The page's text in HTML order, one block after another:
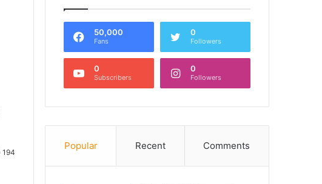
194
50,000
Fans
0
Followers
0
Subscribers
0
Followers
Popular Recent Comments